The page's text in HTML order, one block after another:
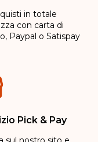
in totale
con carta di
Paypal o Satispay
Pick & Pay